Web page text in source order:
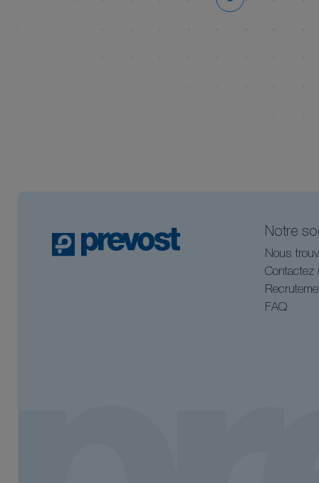
Notre
Nous
Contactez
FAQ